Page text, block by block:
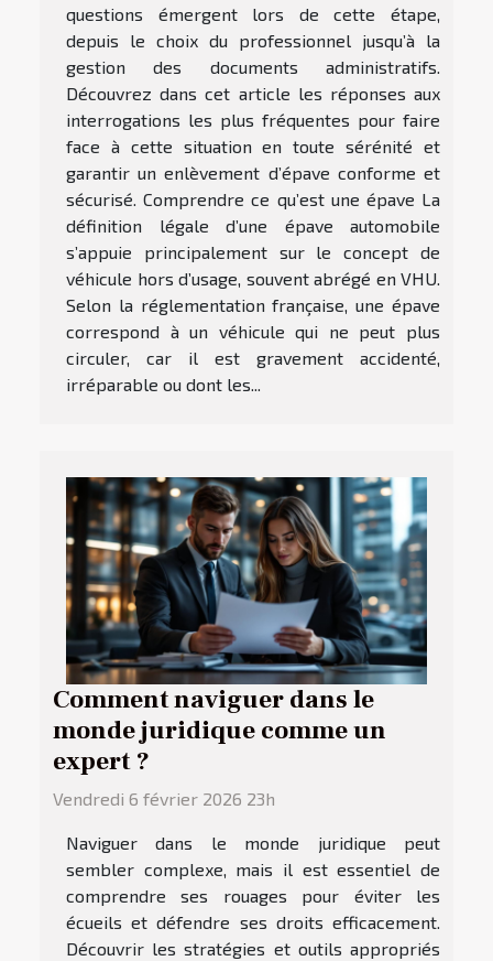
questions émergent lors de cette étape,
depuis le choix du professionnel jusqu’à la
gestion des documents administratifs.
Découvrez dans cet article les réponses aux
interrogations les plus fréquentes pour faire
face à cette situation en toute sérénité et
garantir un enlèvement d’épave conforme et
sécurisé. Comprendre ce qu’est une épave La
définition légale d’une épave automobile
s’appuie principalement sur le concept de
véhicule hors d’usage, souvent abrégé en VHU.
Selon la réglementation française, une épave
correspond à un véhicule qui ne peut plus
circuler, car il est gravement accidenté,
irréparable ou dont les...
Comment naviguer dans le
monde juridique comme un
expert ?
Vendredi 6 février 2026 23h
Naviguer dans le monde juridique peut
sembler complexe, mais il est essentiel de
comprendre ses rouages pour éviter les
écueils et défendre ses droits efficacement.
Découvrir les stratégies et outils appropriés